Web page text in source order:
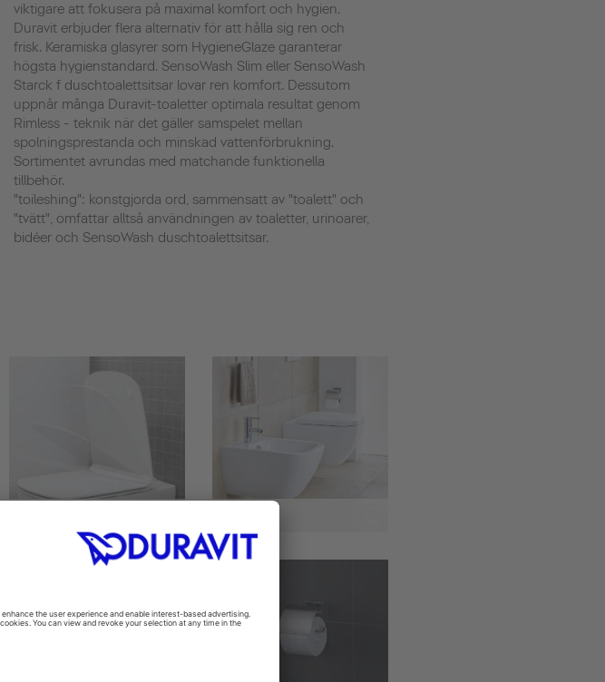
viktigare att fokusera på maximal komfort och hygien.
Duravit erbjuder flera alternativ för att hålla sig ren och
frisk. Keramiska glasyrer som HygieneGlaze garanterar
högsta hygienstandard. SensoWash Slim eller SensoWash
Starck f duschtoalettsitsar lovar ren komfort. Dessutom
uppnår många Duravit-toaletter optimala resultat genom
Rimless - teknik när det gäller samspelet mellan
spolningsprestanda och minskad vattenförbrukning.
Sortimentet avrundas med matchande funktionella
tillbehör.
"toileshing": konstgjorda ord, sammensatt av "toalett" och
"tvätt", omfattar alltså användningen av toaletter, urinoarer,
bidéer och SensoWash duschtoalettsitsar.